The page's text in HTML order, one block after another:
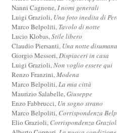
Nanni Cagnone,I nomi generali
Luigi Grazioli, Una foto inedita di
Marco Belpoliti, Tavolo di notte
Lucio Klobas,Stile libero
Claudio Piersanti, Una notte disumana
Giorgio Messori,Dispiaceri in casa
Luigi Grazioli,Non voglio essere qui
Renzo Franzini,Modena
Marco Belpoliti,La mia città
Maurizio Salabelle,Giuseppe
Enzo Fabbrucci, Un sogno strano
Marco Belpoliti, Corrispondenza
Elio Grazioli, Corrispondenza